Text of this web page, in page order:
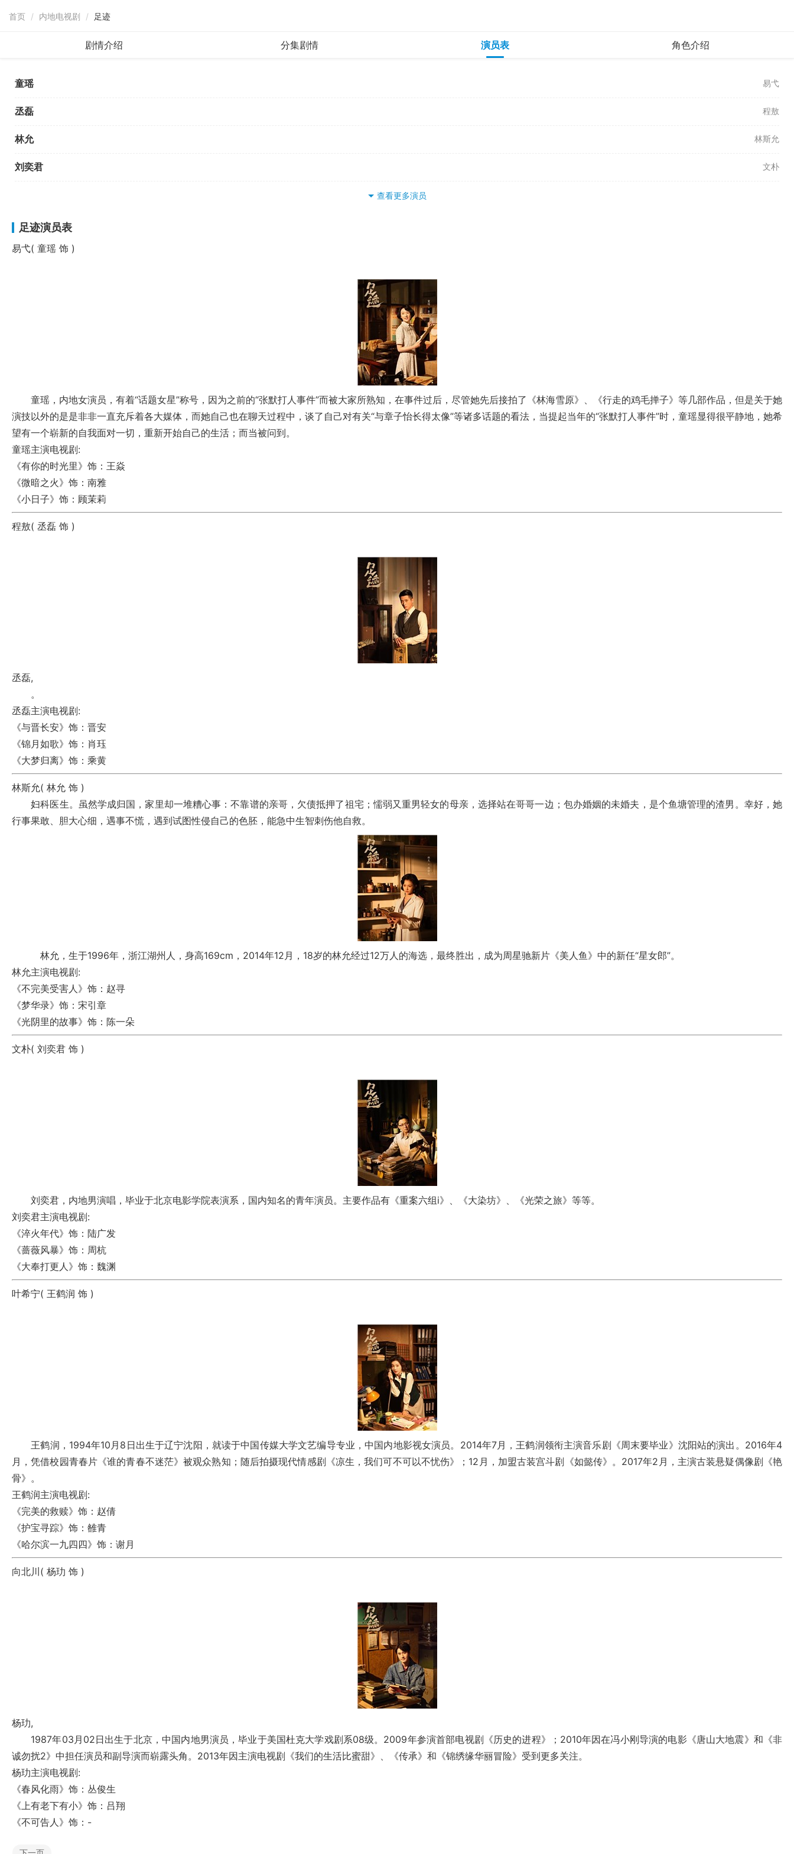
首页 / 内地电视剧 / 足迹
剧情介绍 分集剧情 演员表 角色介绍
易弋
童瑶
程敖
丞磊
林斯允
林允
文朴
刘奕君
查看更多演员
足迹演员表
易弋( 童瑶 饰 )
童瑶，内地女演员，有着“话题女星”称号，因为之前的“张默打人事件”而被大家所熟知，在事件过后，尽管她先后接拍了《林海雪原》、《行走的鸡毛掸子》等几部作品，但是关于她
演技以外的是是非非一直充斥着各大媒体，而她自己也在聊天过程中，谈了自己对有关“与章子怡长得太像”等诸多话题的看法，当提起当年的“张默打人事件”时，童瑶显得很平静地，她希
望有一个崭新的自我面对一切，重新开始自己的生活；而当被问到。
童瑶主演电视剧:
《有你的时光里》 饰：王焱
《微暗之火》 饰：南雅
《小日子》 饰：顾茉莉
程敖( 丞磊 饰 )
丞磊,
。
丞磊主演电视剧:
《与晋长安》 饰：晋安
《锦月如歌》 饰：肖珏
《大梦归离》 饰：乘黄
林斯允( 林允 饰 )
妇科医生。虽然学成归国，家里却一堆糟心事：不靠谱的亲哥，欠债抵押了祖宅；懦弱又重男轻女的母亲，选择站在哥哥一边；包办婚姻的未婚夫，是个鱼塘管理的渣男。幸好，她
行事果敢、胆大心细，遇事不慌，遇到试图性侵自己的色胚，能急中生智刺伤他自救。
林允，生于1996年，浙江湖州人，身高169cm，2014年12月，18岁的林允经过12万人的海选，最终胜出，成为周星驰新片《美人鱼》中的新任“星女郎”。
林允主演电视剧:
《不完美受害人》 饰：赵寻
《梦华录》 饰：宋引章
《光阴里的故事》 饰：陈一朵
文朴( 刘奕君 饰 )
刘奕君，内地男演唱，毕业于北京电影学院表演系，国内知名的青年演员。主要作品有《重案六组i》、《大染坊》、《光荣之旅》等等。
刘奕君主演电视剧:
《淬火年代》 饰：陆广发
《蔷薇风暴》 饰：周杭
《大奉打更人》 饰：魏渊
叶希宁( 王鹤润 饰 )
王鹤润，1994年10月8日出生于辽宁沈阳，就读于中国传媒大学文艺编导专业，中国内地影视女演员。2014年7月，王鹤润领衔主演音乐剧《周末要毕业》沈阳站的演出。2016年4
月，凭借校园青春片《谁的青春不迷茫》被观众熟知；随后拍摄现代情感剧《凉生，我们可不可以不忧伤》；12月，加盟古装宫斗剧《如懿传》。2017年2月，主演古装悬疑偶像剧《艳
骨》。
王鹤润主演电视剧:
《完美的救赎》 饰：赵倩
《护宝寻踪》 饰：雒青
《哈尔滨一九四四》 饰：谢月
向北川( 杨玏 饰 )
杨玏,
1987年03月02日出生于北京，中国内地男演员，毕业于美国杜克大学戏剧系08级。2009年参演首部电视剧《历史的进程》；2010年因在冯小刚导演的电影《唐山大地震》和《非
诚勿扰2》中担任演员和副导演而崭露头角。2013年因主演电视剧《我们的生活比蜜甜》、《传承》和《锦绣缘华丽冒险》受到更多关注。
杨玏主演电视剧:
《春风化雨》 饰：丛俊生
《上有老下有小》 饰：吕翔
《不可告人》 饰：-